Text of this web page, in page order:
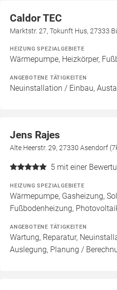
Caldor TEC
Marktstr. 27, Tokunft Hus, 27333
HEIZUNG SPEZIALGEBIETE
Wärmepumpe, Heizkörper,
ANGEBOTENE TÄTIGKEITEN
Neuinstallation / Einbau,
Jens Rajes
Alte Heerstr. 29, 27330 Asendorf
5 mit einer
HEIZUNG SPEZIALGEBIETE
Wärmepumpe, Gasheizung,
Fußbodenheizung,
ANGEBOTENE TÄTIGKEITEN
Wartung, Reparatur,
Auslegung, Planung /